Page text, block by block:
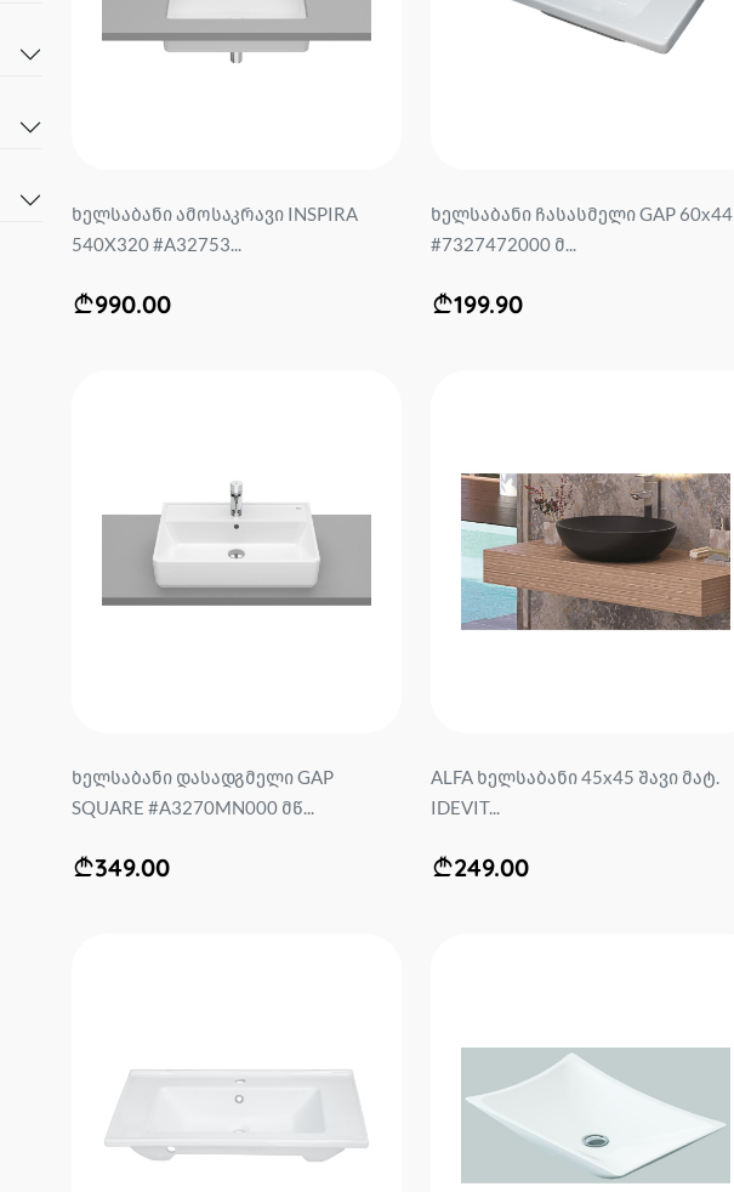
ხელსაბანი ამოსაკრავი INSPIRA
540X320 #A32753...
990.00
ხელსაბანი ჩასასმელი GAP 60х44
#7327472000 მ...
199.90
ხელსაბანი დასადგმელი GAP
SQUARE #A3270MN000 მწ...
349.00
ALFA ხელსაბანი 45x45 შავი მატ.
IDEVIT...
249.00